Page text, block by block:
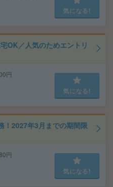
気になる!
OK／人気のためエントリ
円
気になる!
！2027年3月までの期間限
円
気になる!